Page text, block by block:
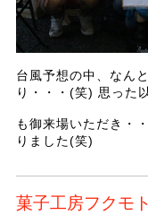
台風予想の中、なん
り・・・(笑) 思った
も御来場いただき・
りました(笑)
菓子工房フクモ